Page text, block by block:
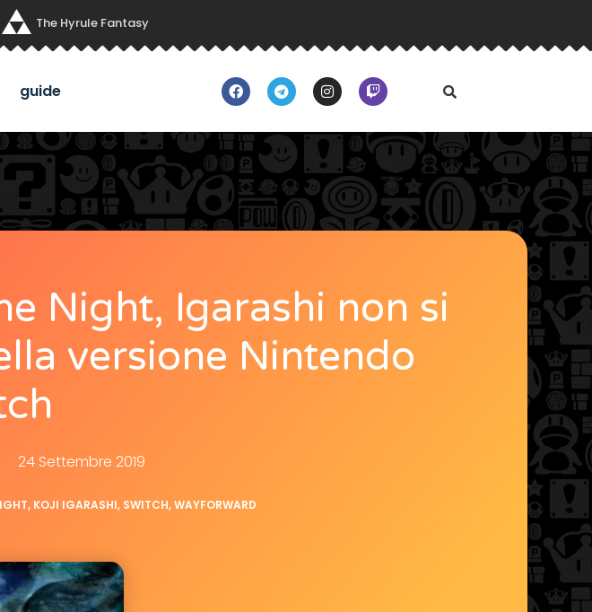
The Hyrule Fantasy
guide
Night, Igarashi non si
versione Nintendo
24 Settembre 2019
, KOJI IGARASHI, SWITCH,WAYFORWARD